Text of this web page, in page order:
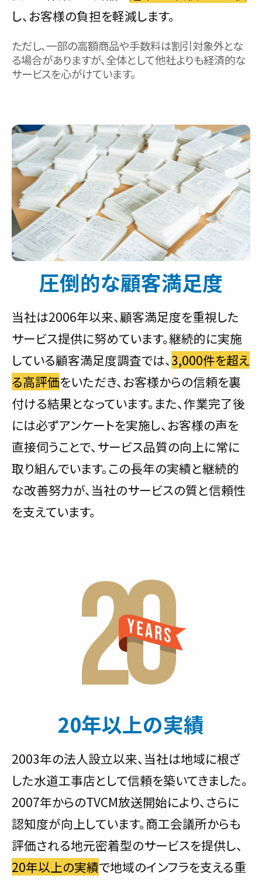
し、お客様の負担を軽減します。
ただし、一部の高額商品や手数料は割引対象外とな
る場合がありますが、全体として他社よりも経済的な
サービスを心がけています。
圧倒的な顧客満足度
当社は2006年以来、顧客満足度を重視した
サービス提供に努めています。継続的に実施
している顧客満足度調査では、 3,000件を超え
る高評価をいただき、お客様からの信頼を裏
付ける結果となっています。また、作業完了後
には必ずアンケートを実施し、お客様の声を
直接伺うことで、サービス品質の向上に常に
取り組んでいます。この長年の実績と継続的
な改善努力が、当社のサービスの質と信頼性
を支えています。
20年以上の実績
2003年の法人設立以来、当社は地域に根ざ
した水道工事店として信頼を築いてきました。
2007年からのTVCM放送開始により、さらに
認知度が向上しています。商工会議所からも
評価される地元密着型のサービスを提供し、
20年以上の実績で地域のインフラを支える重